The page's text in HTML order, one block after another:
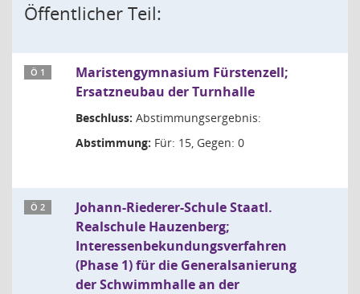
Öffentlicher Teil:
Ö 1
Maristengymnasium Fürstenzell;
Ersatzneubau der Turnhalle
Beschluss: Abstimmungsergebnis:
Abstimmung: Für: 15, Gegen: 0
Ö 2
Johann-Riederer-Schule Staatl.
Realschule Hauzenberg;
Interessenbekundungsverfahren
(Phase 1) für die Generalsanierung
der Schwimmhalle an der